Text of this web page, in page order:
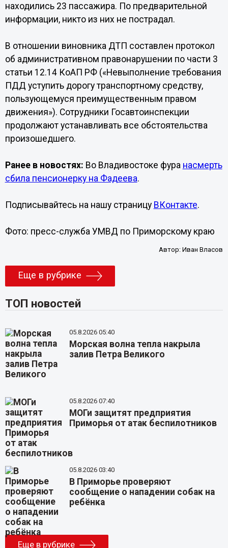
находились 23 пассажира. По предварительной
информации, никто из них не пострадал.
В отношении виновника ДТП составлен протокол
об административном правонарушении по части 3
статьи 12.14 КоАП РФ («Невыполнение требования
ПДД уступить дорогу транспортному средству,
пользующемуся преимущественным правом
движения»). Сотрудники Госавтоинспекции
продолжают устанавливать все обстоятельства
произошедшего.
Ранее в новостях: Во Владивостоке фура насмерть
сбила пенсионерку на Фадеева.
Подписывайтесь на нашу страницу ВКонтакте.
Фото: пресс-служба УМВД по Приморскому краю
Автор:Иван Власов
Еще в рубрике
ТОП новостей
05.8.2026 05:40
Морская волна тепла накрыла
залив Петра Великого
05.8.2026 07:40
МОГи защитят предприятия
Приморья от атак беспилотников
05.8.2026 03:40
В Приморье проверяют
сообщение о нападении собак на
ребёнка
Еще в рубрике